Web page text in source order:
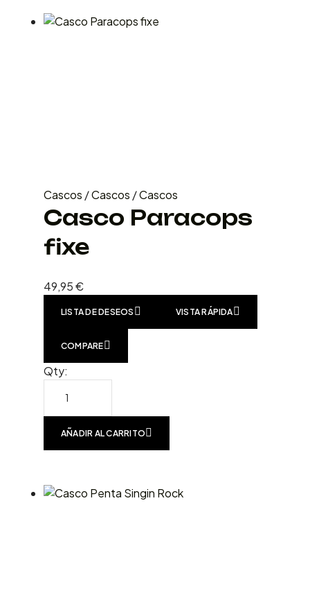
Cascos /Cascos /Cascos
Casco Paracops
fixe
49,95€
LISTA DE DESEOS VISTA RÁPIDA
COMPARE
Qty:
AÑADIR AL CARRITO